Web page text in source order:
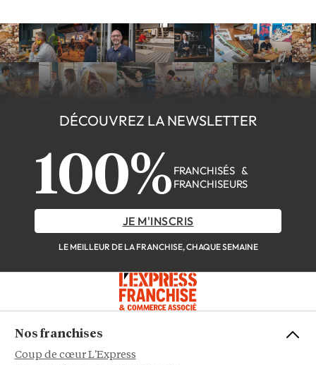
DÉCOUVREZ LA NEWSLETTER
100% FRANCHISÉS &
FRANCHISEURS
JE M'INSCRIS
LE MEILLEUR DE LA FRANCHISE, CHAQUE SEMAINE
Nos franchises
Coup de cœur L'Express